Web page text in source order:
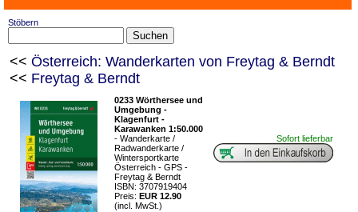
Stöbern
<< Österreich: Wanderkarten von Freytag & Berndt
<< Freytag & Berndt
0233 Wörthersee und
Umgebung -
Klagenfurt -
Karawanken 1:50.000
- Wanderkarte /
Radwanderkarte /
Wintersportkarte
Österreich - GPS -
Freytag & Berndt
ISBN: 3707919404
Preis: EUR 12.90
(incl. MwSt.)
Sofort lieferbar